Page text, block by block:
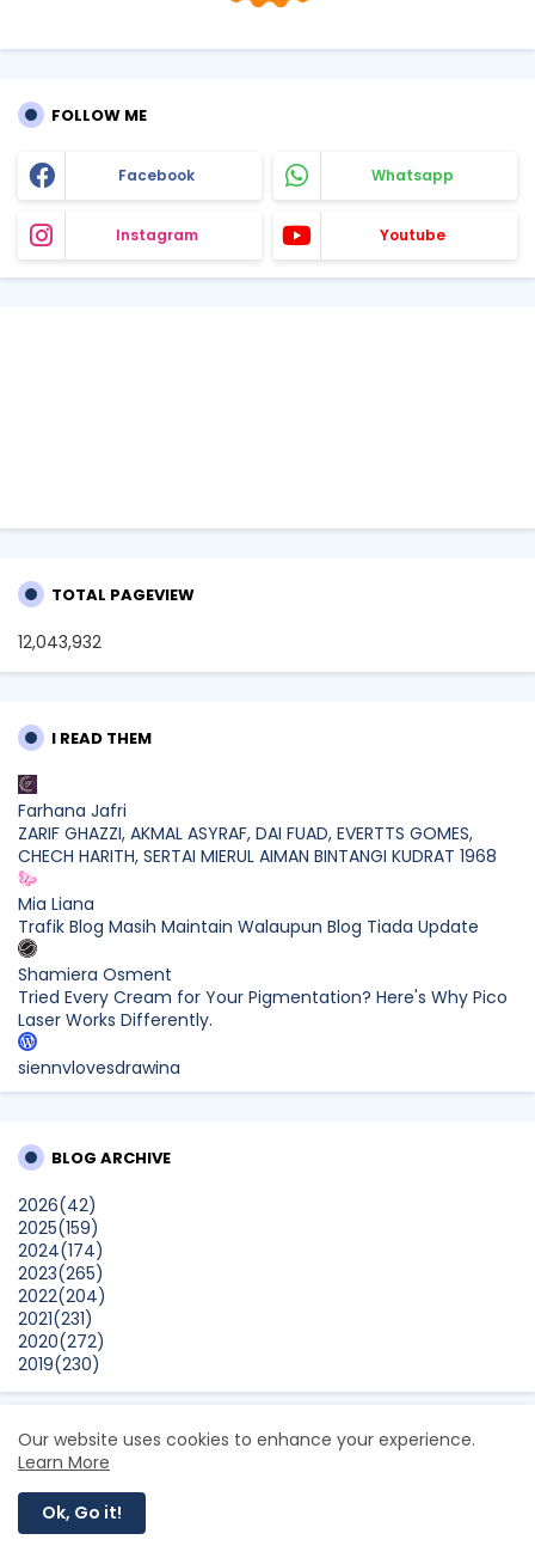
FOLLOW ME
Facebook Whatsapp
Instagram Youtube
TOTAL PAGEVIEW
12,043,932
I READ THEM
Farhana Jafri
ZARIF GHAZZI, AKMAL ASYRAF, DAI FUAD, EVERTTS GOMES,
CHECH HARITH, SERTAI MIERUL AIMAN BINTANGI KUDRAT 1968
Mia Liana
Trafik Blog Masih Maintain Walaupun Blog Tiada Update
Shamiera Osment
Tried Every Cream for Your Pigmentation? Here's Why Pico
Laser Works Differently.
siennylovesdrawing
Malaysian Music Legend ~ Dato’ Khadijah Ibrahim Returns
Blog Kawan Kawan Kena Removed? Why....
Show All
BLOG ARCHIVE
2026(42)
2025(159)
2024(174)
2023(265)
2022(204)
2021(231)
2020(272)
2019(230)
2018(496)
2016 (47)
2015(315)
2014(624)
2013(661)
2012(91)
Aerill.com adalah sebuah laman menarik mengandungi
Our website uses cookies to enhance your experience.
Learn More
Ok, Go it!